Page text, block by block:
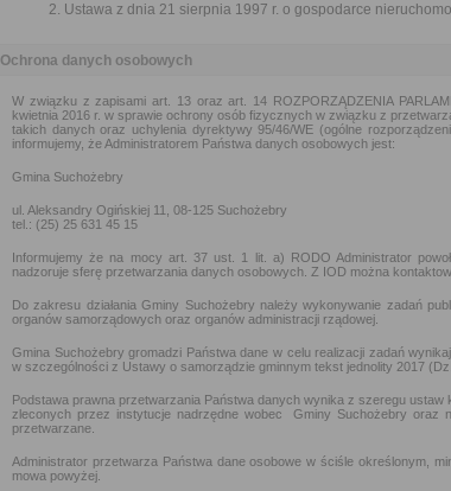
Ustawa z dnia 21 sierpnia 1997 r. o gospodarce
Ochrona danych osobowych
W związku z zapisami art. 13 oraz art. 14 ROZPORZĄDZENIA
kwietnia 2016 r. w sprawie ochrony osób fizycznych w związku z
takich danych oraz uchylenia dyrektywy 95/46/WE (ogólne
informujemy, że Administratorem Państwa danych osobowych jest:
Gmina Suchożebry
ul. Aleksandry Ogińskiej 11, 08-125 Suchożebry
tel.: (25) 25 631 45 15
Informujemy że na mocy art. 37 ust. 1 lit. a) RODO Administrator
nadzoruje sferę przetwarzania danych osobowych. Z IOD można
Do zakresu działania Gminy Suchożebry należy wykonywanie zadań
organów samorządowych oraz organów administracji rządowej.
Gmina Suchożebry gromadzi Państwa dane w celu realizacji zadań
w szczególności z Ustawy o samorządzie gminnym tekst jednolity 2017
Podstawa prawna przetwarzania Państwa danych wynika z szeregu
zleconych przez instytucje nadrzędne wobec Gminy Suchożebry oraz
przetwarzane.
Administrator przetwarza Państwa dane osobowe w ściśle określonym,
mowa powyżej.